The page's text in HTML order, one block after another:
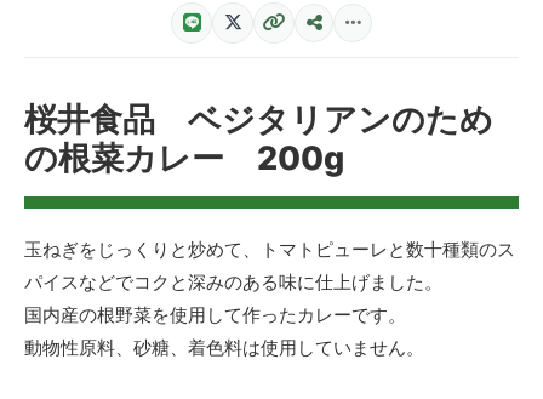
桜井食品 ベジタリアンのため
の根菜カレー 200g
玉ねぎをじっくりと炒めて、トマトピューレと数十種類のス
パイスなどでコクと深みのある味に仕上げました。
国内産の根野菜を使用して作ったカレーです。
動物性原料、砂糖、着色料は使用していません。